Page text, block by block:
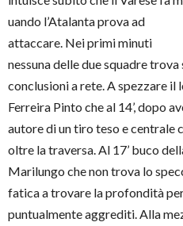
uando l’Atalanta prova ad
attaccare. Nei primi minuti
nessuna delle due squadre
conclusioni a rete. A spezzare
Ferreira Pinto che al 14’, dopo
autore di un tiro teso e centrale
oltre la traversa. Al 17’ buco
Marilungo che non trova lo
fatica a trovare la profondità
puntualmente aggrediti. Alla